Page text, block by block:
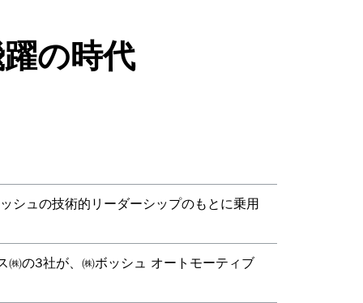
の時代
シュの技術的リーダーシップのもとに乗用
㈱の3社が、㈱ボッシュ オートモーティブ